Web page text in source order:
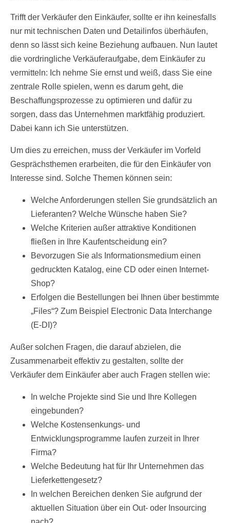
Trifft der Verkäufer den Einkäufer, sollte er ihn keinesfalls
nur mit technischen Daten und Detailinfos überhäufen,
denn so lässt sich keine Beziehung aufbauen. Nun lautet
die vordringliche Verkäuferaufgabe, dem Einkäufer zu
vermitteln: Ich nehme Sie ernst und weiß, dass Sie eine
zentrale Rolle spielen, wenn es darum geht, die
Beschaffungsprozesse zu optimieren und dafür zu
sorgen, dass das Unternehmen marktfähig produziert.
Dabei kann ich Sie unterstützen.
Um dies zu erreichen, muss der Verkäufer im Vorfeld
Gesprächsthemen erarbeiten, die für den Einkäufer von
Interesse sind. Solche Themen können sein:
Welche Anforderungen stellen Sie grundsätzlich an
Lieferanten? Welche Wünsche haben Sie?
Welche Kriterien außer attraktive Konditionen
fließen in Ihre Kaufentscheidung ein?
Bevorzugen Sie als Informationsmedium einen
gedruckten Katalog, eine CD oder einen Internet-
Shop?
Erfolgen die Bestellungen bei Ihnen über bestimmte
„Files“? Zum Beispiel Electronic Data Interchange
(E-DI)?
Außer solchen Fragen, die darauf abzielen, die
Zusammenarbeit effektiv zu gestalten, sollte der
Verkäufer dem Einkäufer aber auch Fragen stellen wie:
In welche Projekte sind Sie und Ihre Kollegen
eingebunden?
Welche Kostensenkungs- und
Entwicklungsprogramme laufen zurzeit in Ihrer
Firma?
Welche Bedeutung hat für Ihr Unternehmen das
Lieferkettengesetz?
In welchen Bereichen denken Sie aufgrund der
aktuellen Situation über ein Out- oder Insourcing